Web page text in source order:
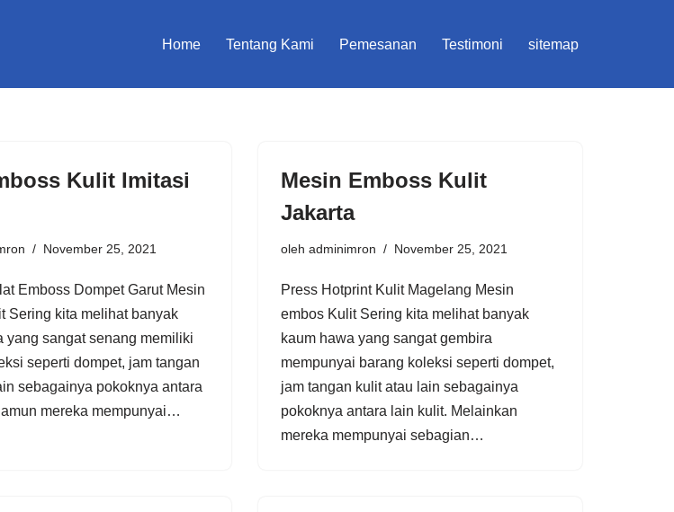
Home Tentang Kami Pemesanan Testimoni sitemap
Kulit Imitasi
November 25, 2021
Emboss Dompet Garut Mesin
Sering kita melihat banyak
yang sangat senang memiliki
seperti dompet, jam tangan
sebagainya pokoknya antara
mereka mempunyai…
Mesin Emboss Kulit
Jakarta
oleh adminimron November 25, 2021
Press Hotprint Kulit Magelang Mesin
embos Kulit Sering kita melihat banyak
kaum hawa yang sangat gembira
mempunyai barang koleksi seperti dompet,
jam tangan kulit atau lain sebagainya
pokoknya antara lain kulit. Melainkan
mereka mempunyai sebagian…